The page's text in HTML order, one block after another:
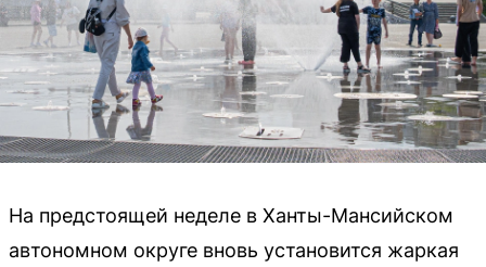
На предстоящей неделе в Ханты-Мансийском
автономном округе вновь установится жаркая